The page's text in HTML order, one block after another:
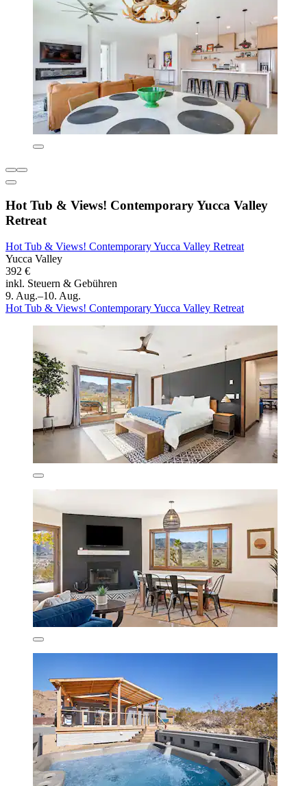
Hot Tub & Views! Contemporary Yucca Valley
Retreat
Hot Tub & Views! Contemporary Yucca Valley Retreat
Yucca Valley
392 €
inkl. Steuern & Gebühren
9. Aug.–10. Aug.
Hot Tub & Views! Contemporary Yucca Valley Retreat